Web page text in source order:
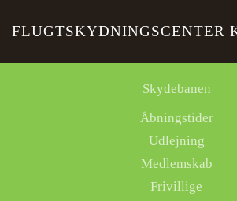
FLUGTSKYDNINGSCENTER
Skydebanen
Åbningstider
Udlejning
Medlemskab
Frivillige